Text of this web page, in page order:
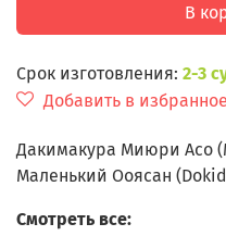
Срок изготовления: 2-3
Добавить в избранное
В
Дакимакура Миюри Асо
Маленький Ооясан
Смотреть все: